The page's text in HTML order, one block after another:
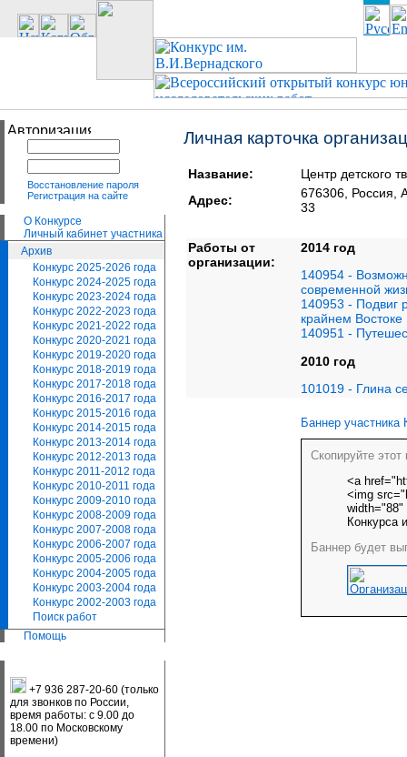
Восстановление пароля
Регистрация на сайте
О Конкурсе
Личный кабинет участника
Архив
Конкурс 2025-2026 года
Конкурс 2024-2025 года
Конкурс 2023-2024 года
Конкурс 2022-2023 года
Конкурс 2021-2022 года
Конкурс 2020-2021 года
Конкурс 2019-2020 года
Конкурс 2018-2019 года
Конкурс 2017-2018 года
Конкурс 2016-2017 года
Конкурс 2015-2016 года
Конкурс 2014-2015 года
Конкурс 2013-2014 года
Конкурс 2012-2013 года
Конкурс 2011-2012 года
Конкурс 2010-2011 года
Конкурс 2009-2010 года
Конкурс 2008-2009 года
Конкурс 2007-2008 года
Конкурс 2006-2007 года
Конкурс 2005-2006 года
Конкурс 2004-2005 года
Конкурс 2003-2004 года
Конкурс 2002-2003 года
Поиск работ
Помощь
+7 936 287-20-60 (только
для звонков по России,
время работы: с 9.00 до
18.00 по Московскому
времени)
Личная карточка
Название:
Центр детского
Адрес:
676306,
33
Работы от
организации:
2014 год
140954 -
современной
140953 - Подвиг
крайнем Востоке
140951 -
2010 год
101019 - Глина
Баннер участника
Скопируйте
<a
<img
width="88"
Конкурса
Баннер будет